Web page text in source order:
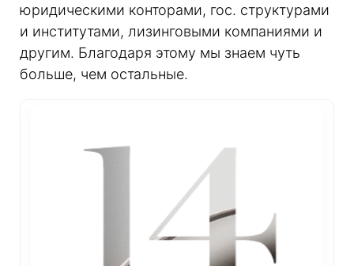
юридическими конторами, гос. структурами
и институтами, лизинговыми компаниями и
другим. Благодаря этому мы знаем чуть
больше, чем остальные.